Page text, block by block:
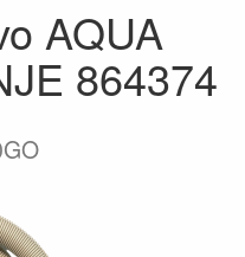
AQUA
864374